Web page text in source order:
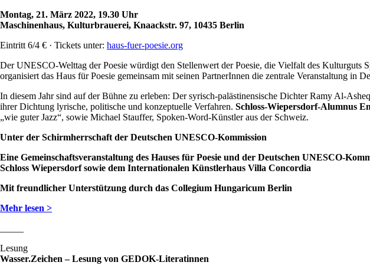
Montag, 21. März 2022, 19.30 Uhr
Maschinenhaus, Kulturbrauerei, Knaackstr. 97, 10435 Berlin
Eintritt 6/4 € · Tickets unter: haus-fuer-poesie.org
Der UNESCO-Welttag der Poesie würdigt den Stellenwert der Poesie, die Vielfalt des
organisiert das Haus für Poesie gemeinsam mit seinen PartnerInnen die zentrale Veranstaltung in
In diesem Jahr sind auf der Bühne zu erleben: Der syrisch-palästinensische Dichter Ramy Al-
ihrer Dichtung lyrische, politische und konzeptuelle Verfahren. Schloss-Wiepersdorf-Alumnus
„wie guter Jazz“, sowie Michael Stauffer, Spoken-Word-Künstler aus der Schweiz.
Unter der Schirmherrschaft der Deutschen UNESCO-Kommission
Eine Gemeinschaftsveranstaltung des Hauses für Poesie und der Deutschen UNESCO-
Schloss Wiepersdorf sowie dem Internationalen Künstlerhaus Villa Concordia
Mit freundlicher Unterstützung durch das Collegium Hungaricum Berlin
Mehr lesen >
Lesung
Wasser.Zeichen – Lesung von GEDOK-Literatinnen